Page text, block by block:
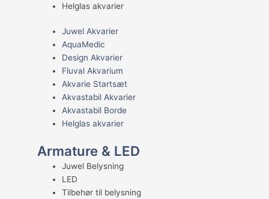
Helglas akvarier
Juwel Akvarier
AquaMedic
Design Akvarier
Fluval Akvarium
Akvarie Startsæt
Akvastabil Akvarier
Akvastabil Borde
Helglas akvarier
Armature & LED
Juwel Belysning
LED
Tilbehør til belysning